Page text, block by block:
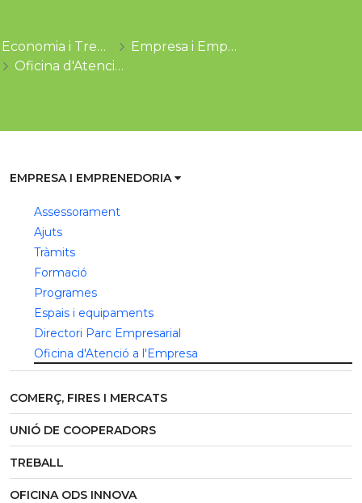
Economia i Treball
Empresa i Emprenedoria
Oficina d'Atenció a l'Empresa
EMPRESA I EMPRENEDORIA
Assessorament
Ajuts
Tràmits
Formació
Programes
Espais i equipaments
Directori Parc Empresarial
Oficina d'Atenció a l'Empresa
COMERÇ, FIRES I MERCATS
UNIÓ DE COOPERADORS
TREBALL
OFICINA ODS INNOVA